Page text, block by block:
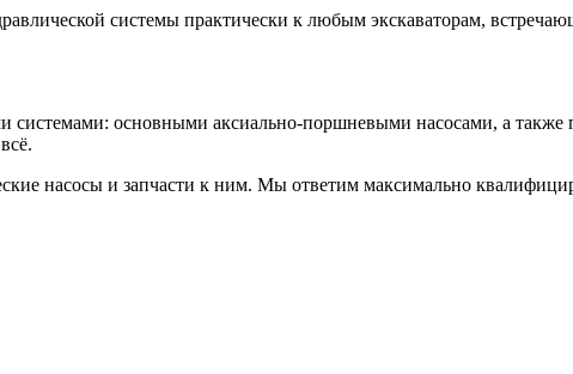
системы практически к любым экскаваторам,
системами: основными аксиально-поршневыми насосами, а также
насосы и запчасти к ним. Мы ответим максимально